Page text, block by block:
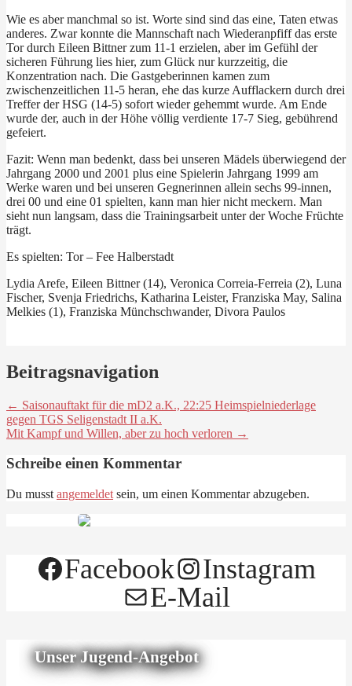
Wie es aber manchmal so ist. Worte sind sind das eine, Taten etwas
anderes. Zwar konnte die Mannschaft nach Wiederanpfiff das erste
Tor durch Eileen Bittner zum 11-1 erzielen, aber im Gefühl der
sicheren Führung lies hier, zum Glück nur kurzzeitig, die
Konzentration nach. Die Gastgeberinnen kamen zum
zwischenzeitlichen 11-5 heran, ehe das kurze Aufflackern durch drei
Treffer der HSG (14-5) sofort wieder gehemmt wurde. Am Ende
wurde der, auch in der Höhe völlig verdiente 17-7 Sieg, gebührend
gefeiert.
Fazit: Wenn man bedenkt, dass bei unseren Mädels überwiegend der
Jahrgang 2000 und 2001 plus eine Spielerin Jahrgang 1999 am
Werke waren und bei unseren Gegnerinnen allein sechs 99-innen,
drei 00 und eine 01 spielten, kann man hier nicht meckern. Man
sieht nun langsam, dass die Trainingsarbeit unter der Woche Früchte
trägt.
Es spielten: Tor – Fee Halberstadt
Lydia Arefe, Eileen Bittner (14), Veronica Correia-Ferreia (2), Luna
Fischer, Svenja Friedrichs, Katharina Leister, Franziska May, Salina
Melkies (1), Franziska Münchschwander, Divora Paulos
Beitragsnavigation
← Saisonauftakt für die mD2 a.K., 22:25 Heimspielniederlage
gegen TGS Seligenstadt II a.K.
Mit Kampf und Willen, aber zu hoch verloren →
Schreibe einen Kommentar
Du musst angemeldet sein, um einen Kommentar abzugeben.
Facebook
Instagram
E-Mail
Unser Jugend-Angebot